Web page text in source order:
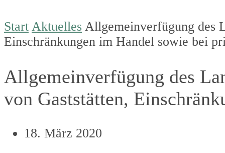
Start Aktuelles Allgemeinverfügung des
Einschränkungen im Handel sowie bei
Allgemeinverfügung des
von Gaststätten,
18. März 2020